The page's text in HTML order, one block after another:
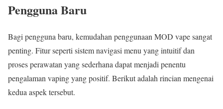
Pengguna Baru
Bagi pengguna baru, kemudahan penggunaan MOD vape sangat
penting. Fitur seperti sistem navigasi menu yang intuitif dan
proses perawatan yang sederhana dapat menjadi penentu
pengalaman vaping yang positif. Berikut adalah rincian mengenai
kedua aspek tersebut.